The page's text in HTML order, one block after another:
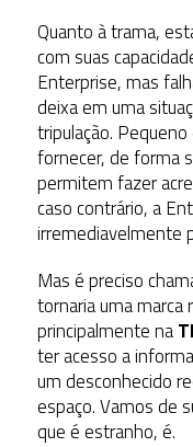
Quanto à trama,
com suas
Enterprise, mas
deixa em uma
tripulação.
fornecer, de forma
permitem fazer
caso contrário, a
irremediavelmente
Mas é preciso
tornaria uma marca
principalmente na
ter acesso a
um desconhecido
espaço. Vamos de
que é estranho, é.